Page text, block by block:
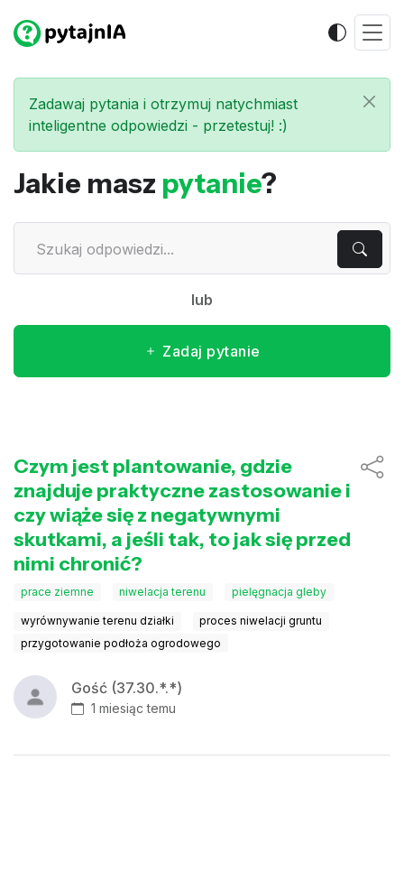
Zadawaj pytania i otrzymuj natychmiast
inteligentne odpowiedzi - przetestuj! :)
Jakie masz pytanie?
lub
Zadaj pytanie
Czym jest plantowanie, gdzie
znajduje praktyczne zastosowanie i
czy wiąże się z negatywnymi
skutkami, a jeśli tak, to jak się przed
nimi chronić?
prace ziemne niwelacja terenu pielęgnacja gleby
wyrównywanie terenu działki
proces niwelacji gruntu
przygotowanie podłoża ogrodowego
Gość (37.30.*.*)
1 miesiąc temu